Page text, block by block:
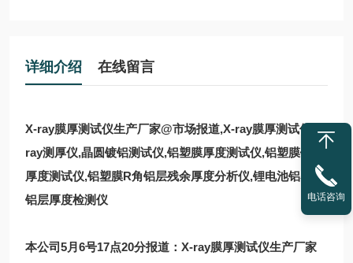
详细介绍 在线留言
X-ray膜厚测试仪生产厂家@市场报道,X-ray膜厚测试仪,X-
ray测厚仪,晶圆镀铝测试仪,铝塑膜厚度测试仪,铝塑膜铝层
厚度测试仪,铝塑膜R角铝层残余厚度分析仪,锂电池铝塑膜
铝层厚度检测仪
本公司5月6号17点20分报道：X-ray膜厚测试仪生产厂家
电话咨询